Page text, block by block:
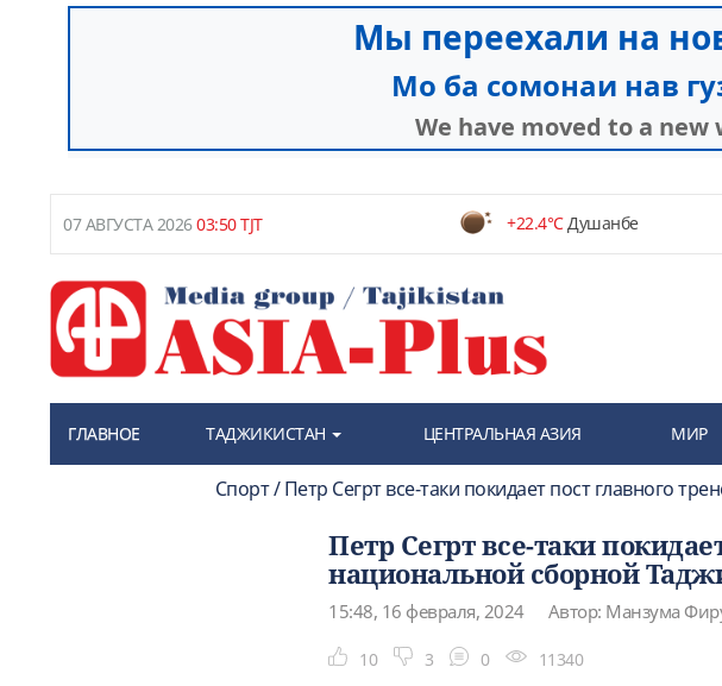
07 АВГУСТА 202603:50 TJT +22.4°CДушанбе
ГЛАВНОЕ ТАДЖИКИСТАН ЦЕНТРАЛЬНАЯ АЗИЯ МИР
Спорт / Петр Сегрт все-таки покидает пост главного
Петр Сегрт все-таки
национальной сборной
15:48, 16 февраля, 2024 Автор: Манзума
10 3 0 11340